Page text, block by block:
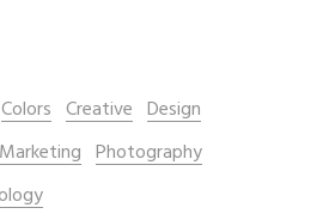
Colors Creative Design
Marketing Photography